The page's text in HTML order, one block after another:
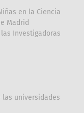
en la Ciencia
Madrid
Investigadoras
las universidades